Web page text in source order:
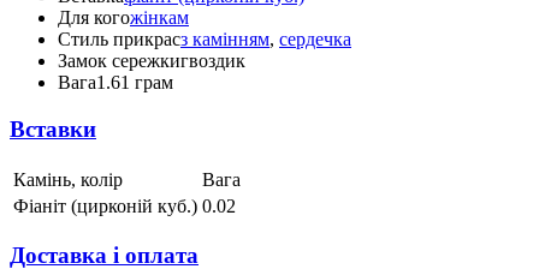
Для когожінкам
Стиль прикрасз камінням, сердечка
Замок сережкигвоздик
Вага1.61 грам
Вставки
Камінь, колір
Вага
Фіаніт (цирконій куб.) 0.02
Доставка і оплата